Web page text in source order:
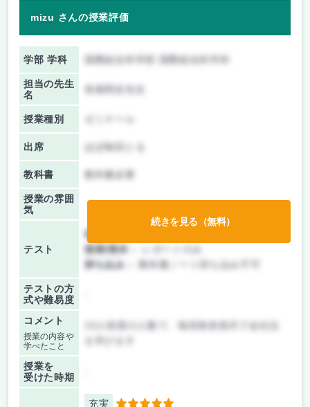
mizu さんの授業評価
学部 学科 国際総合科学部 国際総合科学科
担当の先生
名
授業種別
出席 ほぼ毎回とる
教科書 教科書必要
授業の雰囲
気
テスト
前期/中間：
後期/期末：
持ち込み：
教科書ノート持ち込み不可
テストの方
式や難易度
コメント
授業の内容や
学べたこと
15人程度の人数で、毎回発表形式で会社法
授業を
受けた時期
充実
続きを見る（無料）